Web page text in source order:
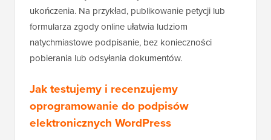
ukończenia. Na przykład, publikowanie petycji lub
formularza zgody online ułatwia ludziom
natychmiastowe podpisanie, bez konieczności
pobierania lub odsyłania dokumentów.
Jak testujemy i recenzujemy
oprogramowanie do podpisów
elektronicznych WordPress